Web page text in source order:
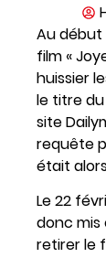
Au début
film «
huissier
le titre
site
requête
était
Le 22
donc mis
retirer le